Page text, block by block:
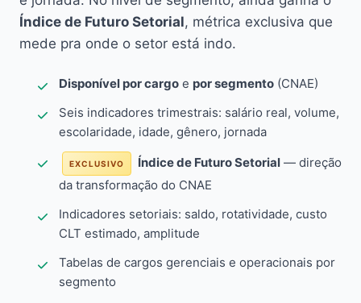
Índice de Futuro Setorial, métrica exclusiva que
mede pra onde o setor está indo.
Disponível por cargo e por segmento (CNAE)
Seis indicadores trimestrais: salário real, volume,
escolaridade, idade, gênero, jornada
EXCLUSIVO Índice de Futuro Setorial — direção
da transformação do CNAE
Indicadores setoriais: saldo, rotatividade, custo
CLT estimado, amplitude
Tabelas de cargos gerenciais e operacionais por
segmento